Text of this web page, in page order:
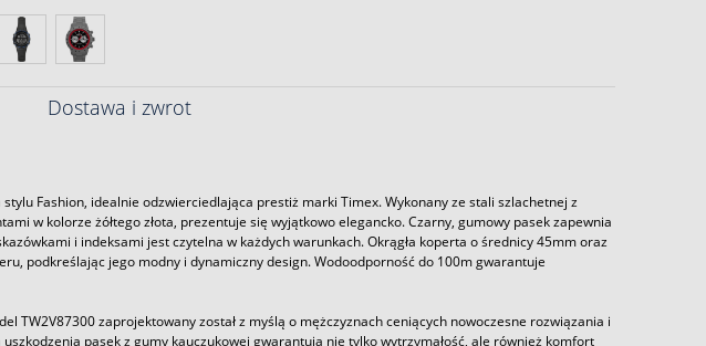
Dostawa i zwrot
Fashion, idealnie odzwierciedlająca prestiż marki Timex. Wykonany ze stali szlachetnej z
w kolorze żółtego złota, prezentuje się wyjątkowo elegancko. Czarny, gumowy pasek zapewnia
i indeksami jest czytelna w każdych warunkach. Okrągła koperta o średnicy 45mm oraz
podkreślając jego modny i dynamiczny design. Wodoodporność do 100m gwarantuje
TW2V87300 zaprojektowany został z myślą o mężczyznach ceniących nowoczesne rozwiązania i
pasek z gumy kauczukowej gwarantują nie tylko wytrzymałość, ale również komfort